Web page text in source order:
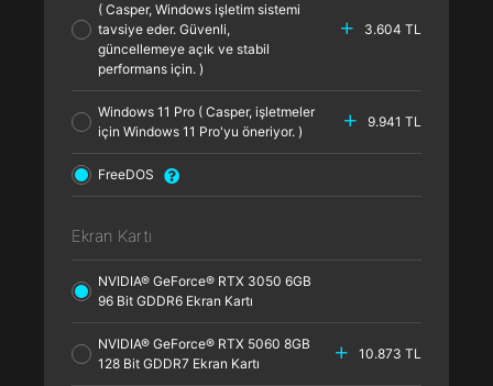
( Casper, Windows işletim sistemi
tavsiye eder. Güvenli,
güncellemeye açık ve stabil
performans için. )
3.604 TL
Windows 11 Pro ( Casper, işletmeler
için Windows 11 Pro'yu öneriyor. )
9.941 TL
FreeDOS
Ekran Kartı
NVIDIA® GeForce® RTX 3050 6GB
96 Bit GDDR6 Ekran Kartı
NVIDIA® GeForce® RTX 5060 8GB
128 Bit GDDR7 Ekran Kartı
10.873 TL